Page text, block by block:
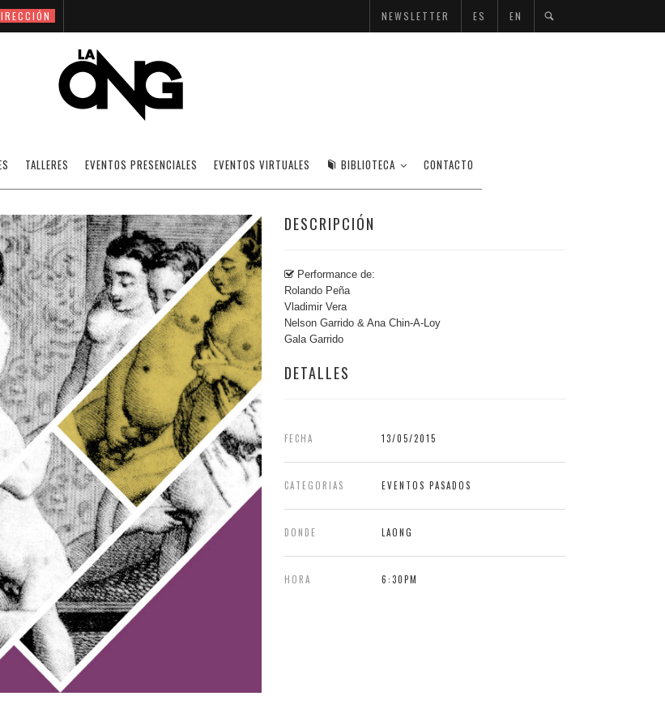
NEWSLETTER ES EN
TALLERES EVENTOS PRESENCIALES EVENTOS VIRTUALES BIBLIOTECA CONTACTO
FILOSOFÍA DEL TOCADOR
DESCRIPCIÓN
Performance de:
Rolando Peña
Vladimir Vera
Nelson Garrido & Ana Chin-A-Loy
Gala Garrido
DETALLES
FECHA 13/05/2015
CATEGORIAS EVENTOS PASADOS
DONDE LAONG
HORA 6:30PM